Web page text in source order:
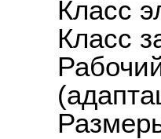
Класс
Класс